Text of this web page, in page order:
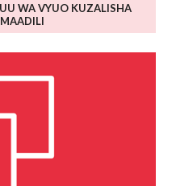
WA VYUO KUZALISHA